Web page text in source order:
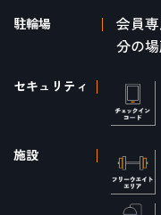
駐輪場
会員
分の
セキュリティ
施設